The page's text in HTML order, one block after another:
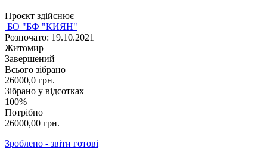
Проєкт здійснює
БО "БФ "КИЯН"
Розпочато: 19.10.2021
Житомир
Завершений
Всього зібрано
26000,0 грн.
Зібрано у відсотках
100%
Потрібно
26000,00 грн.
Зроблено - звіти готові